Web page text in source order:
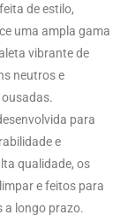
de estilo,
uma ampla gama
vibrante de
neutros e
para
e
qualidade, os
e feitos para
longo prazo.